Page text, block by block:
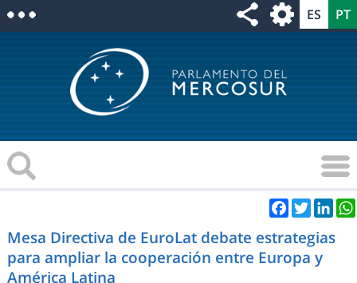
Facebook
Twitter
Mesa Directiva de EuroLat debate estrategias
para ampliar la cooperación entre Europa y
América Latina